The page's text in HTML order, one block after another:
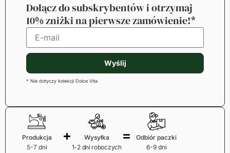
Dołącz do subskrybentów i otrzymaj
10% zniżki na pierwsze zamówienie!*
Wyślij
* Nie dotyczy kolekcji Dolce Vita
Produkcja
5-7 dni
Wysyłka
1-2 dni roboczych
Odbiór paczki
6-9 dni